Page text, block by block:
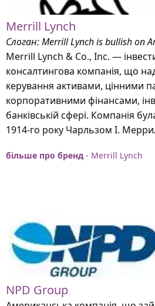
Merrill Lynch
Слоган: Merrill Lynch is bullish on
Merrill Lynch & Co., Inc. —
консалтингова компанія, що
керування активами, цінними
корпоративними фінансами,
банківській сфері. Компанія
1914-го року Чарльзом І.
більше про бренд - Merrill Lynch
NPD Group